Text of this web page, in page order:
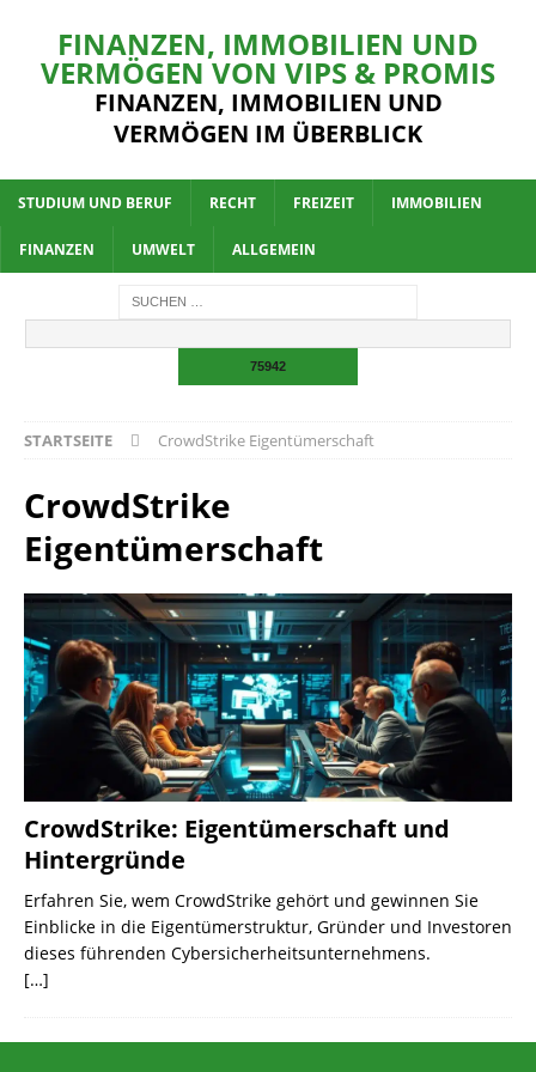
FINANZEN, IMMOBILIEN UND
VERMÖGEN VON VIPS & PROMIS
FINANZEN, IMMOBILIEN UND
VERMÖGEN IM ÜBERBLICK
STUDIUM UND BERUF RECHT FREIZEIT IMMOBILIEN
FINANZEN UMWELT ALLGEMEIN
STARTSEITE CrowdStrike Eigentümerschaft
CrowdStrike
Eigentümerschaft
CrowdStrike: Eigentümerschaft und
Hintergründe
Erfahren Sie, wem CrowdStrike gehört und gewinnen Sie
Einblicke in die Eigentümerstruktur, Gründer und Investoren
dieses führenden Cybersicherheitsunternehmens.
[…]